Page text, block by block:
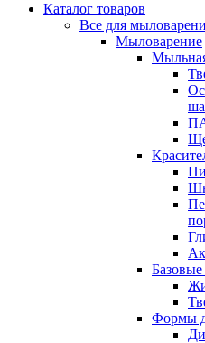
Каталог товаров
Все для
Мыловарение
Базовые
Формы